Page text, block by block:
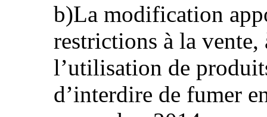
b)La modification
restrictions à la
l’utilisation de
d’interdire de fumer